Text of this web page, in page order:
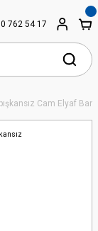
762 54 17
Cam Elyaf